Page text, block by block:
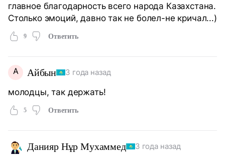
главное благодарность всего народа Казахстана.
Столько эмоций, давно так не болел-не кричал...)
9 Ответить
А Айбын 3 года назад
молодцы, так держать!
5 Ответить
Данияр Нұр Мухаммед 3 года назад